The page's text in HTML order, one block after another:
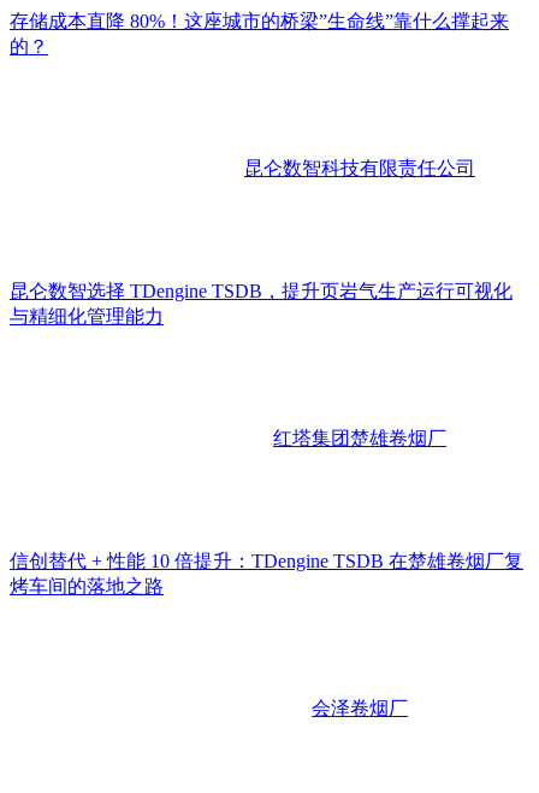
存储成本直降 80%！这座城市的桥梁”生命线”靠什么撑起来
的？
昆仑数智科技有限责任公司
昆仑数智选择 TDengine TSDB，提升页岩气生产运行可视化
与精细化管理能力
红塔集团楚雄卷烟厂
信创替代 + 性能 10 倍提升：TDengine TSDB 在楚雄卷烟厂复
烤车间的落地之路
会泽卷烟厂